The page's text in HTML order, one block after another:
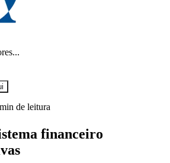
min de leitura
financeiro